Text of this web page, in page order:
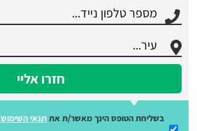
חזרו אליי
בשליחת הטופס הינך מאשר/ת אתתנאי השימוש